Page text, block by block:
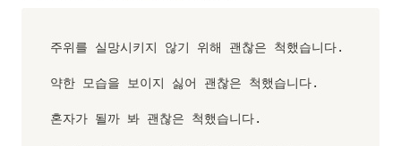
C
oll
ti
n:
주위를 실망시키지 않기 위해 괜찮은 척했습니다.
약한 모습을 보이지 싫어 괜찮은 척했습니다.
혼자가 될까 봐 괜찮은 척했습니다.